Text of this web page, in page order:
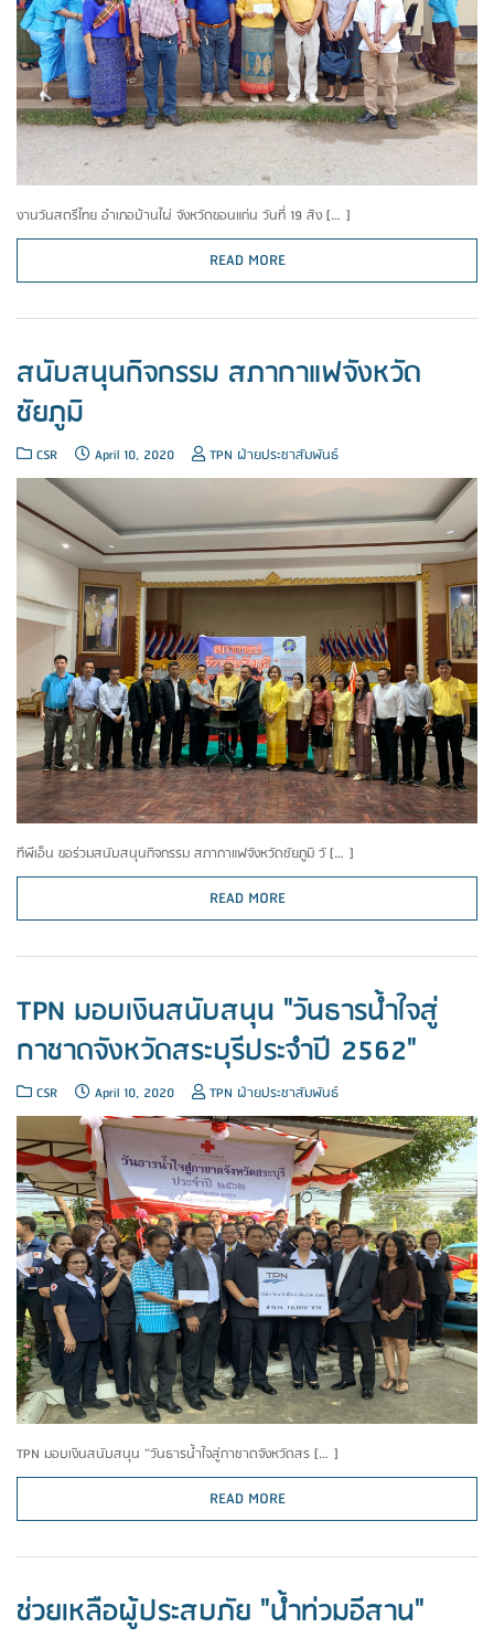
งานวันสตรีไทย อำเภอบ้านไผ่ จังหวัดขอนแก่น วันที่ 19 สิง […]
READ MORE
สนับสนุนกิจกรรม สภากาแฟจังหวัด
ชัยภูมิ
CSR April 10, 2020 TPN ฝ่ายประชาสัมพันธ์
ทีพีเอ็น ขอร่วมสนับสนุนกิจกรรม สภากาแฟจังหวัดชัยภูมิ วั […]
READ MORE
TPN มอบเงินสนับสนุน "วันธารน้ำใจสู่
กาชาดจังหวัดสระบุรีประจำปี 2562"
CSR April 10, 2020 TPN ฝ่ายประชาสัมพันธ์
TPN มอบเงินสนับสนุน “วันธารน้ำใจสู่กาชาดจังหวัดสร […]
READ MORE
ช่วยเหลือผู้ประสบภัย "น้ำท่วมอีสาน"